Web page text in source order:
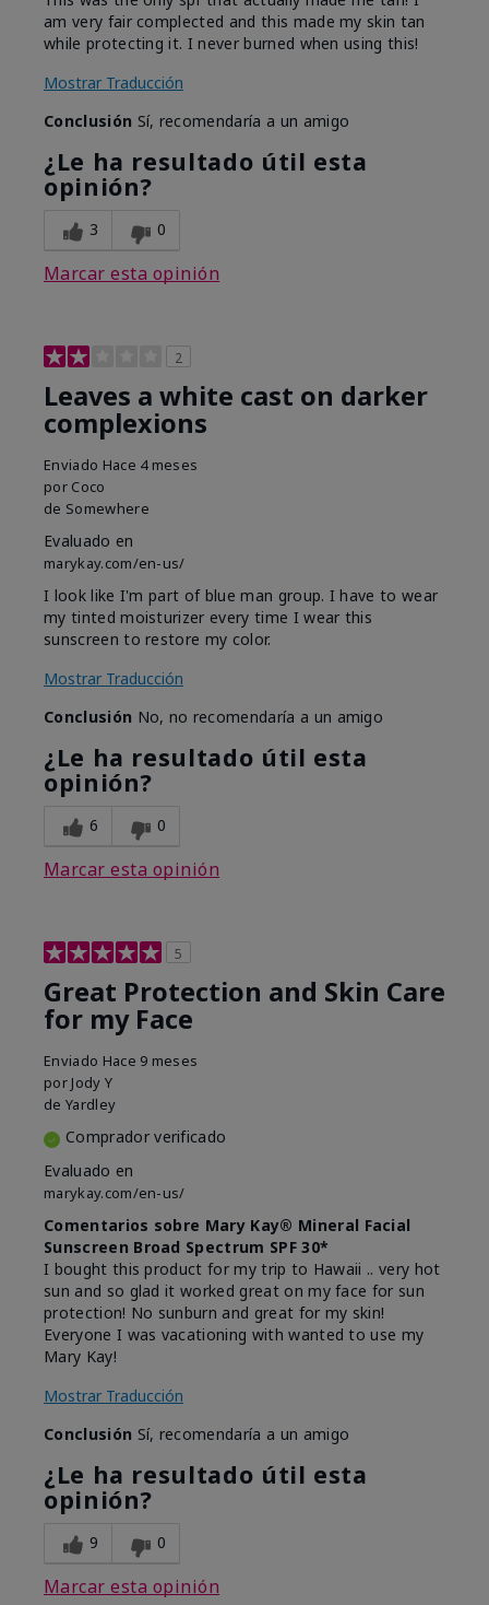
am very fair complected and this made my skin tan
while protecting it. I never burned when using this!
Mostrar Traducción
Conclusión Sí, recomendaría a un amigo
¿Le ha resultado útil esta
opinión?
3 0
Marcar esta opinión
2
Leaves a white cast on darker
complexions
Enviado Hace 4 meses
por Coco
de Somewhere
Evaluado en
marykay.com/en-us/
I look like I'm part of blue man group. I have to wear
my tinted moisturizer every time I wear this
sunscreen to restore my color.
Mostrar Traducción
Conclusión No, no recomendaría a un amigo
¿Le ha resultado útil esta
opinión?
6 0
Marcar esta opinión
5
Great Protection and Skin Care
for my Face
Enviado Hace 9 meses
por Jody Y
de Yardley
Comprador verificado
Evaluado en
marykay.com/en-us/
Comentarios sobre Mary Kay® Mineral Facial
Sunscreen Broad Spectrum SPF 30*
I bought this product for my trip to Hawaii .. very hot
sun and so glad it worked great on my face for sun
protection! No sunburn and great for my skin!
Everyone I was vacationing with wanted to use my
Mary Kay!
Mostrar Traducción
Conclusión Sí, recomendaría a un amigo
¿Le ha resultado útil esta
opinión?
9 0
Marcar esta opinión